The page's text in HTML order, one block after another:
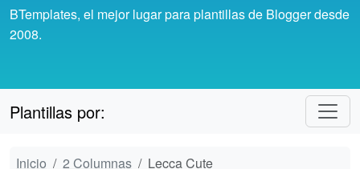
BTemplates, el mejor lugar para plantillas de Blogger desde
2008.
Plantillas por:
Inicio 2 Columnas Lecca Cute